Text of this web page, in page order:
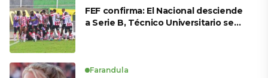
FEF confirma: El Nacional desciende
a Serie B, Técnico Universitario se
Farandula